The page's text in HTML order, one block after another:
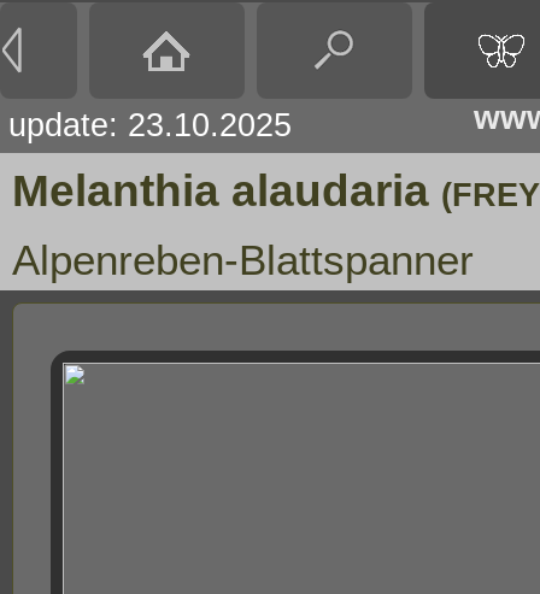
update: 23.10.2025
Melanthia alaudaria
Alpenreben-Blattspanner